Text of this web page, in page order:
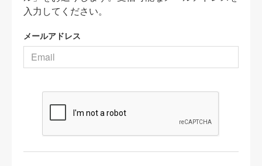
入力してください。
メールアドレス